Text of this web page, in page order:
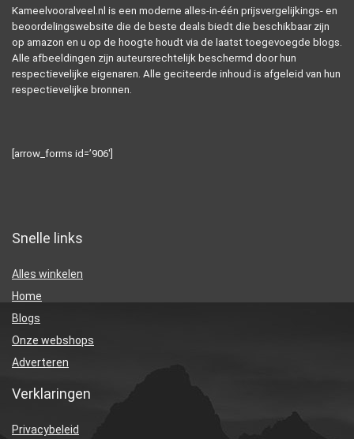
Kameelvooralveel.nl is een moderne alles-in-één prijsvergelijkings- en
beoordelingswebsite die de beste deals biedt die beschikbaar zijn
op amazon en u op de hoogte houdt via de laatst toegevoegde blogs.
Alle afbeeldingen zijn auteursrechtelijk beschermd door hun
respectievelijke eigenaren. Alle geciteerde inhoud is afgeleid van hun
respectievelijke bronnen.
[arrow_forms id=’906′]
Snelle links
Alles winkelen
Home
Blogs
Onze webshops
Adverteren
Verklaringen
Privacybeleid